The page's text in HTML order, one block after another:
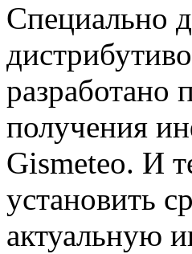
Специально
разработано
получения
Gismeteo. И
установить
актуальную